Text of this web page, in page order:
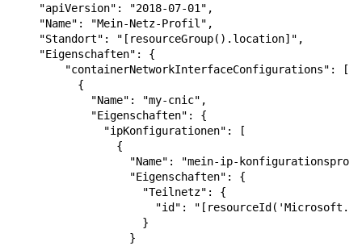
"apiVersion" : "2018-07-01" ,
"Name" : "Mein-Netz-Profil" ,
"Standort" : "[resourceGroup().location]" ,
"Eigenschaften" :
{
"containerNetworkInterfaceConfigurations" :
[
{
"Name" : "my-cnic" ,
"Eigenschaften" :
{
"ipKonfigurationen" :
[
{
"Name" :
"mein-ip-
"Eigenschaften" :
{
"Teilnetz" :
{
"id" :
}
}